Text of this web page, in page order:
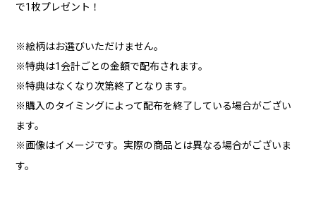
で1枚プレゼント！
※絵柄はお選びいただけません。
※特典は1会計ごとの金額で配布されます。
※特典はなくなり次第終了となります。
※購入のタイミングによって配布を終了している場合がござい
ます。
※画像はイメージです。実際の商品とは異なる場合がございま
す。